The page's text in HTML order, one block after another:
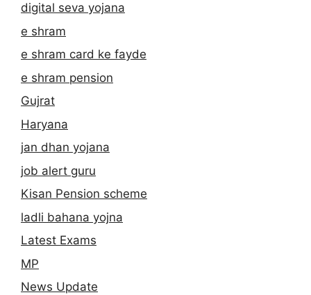
digital seva yojana
e shram
e shram card ke fayde
e shram pension
Gujrat
Haryana
jan dhan yojana
job alert guru
Kisan Pension scheme
ladli bahana yojna
Latest Exams
MP
News Update